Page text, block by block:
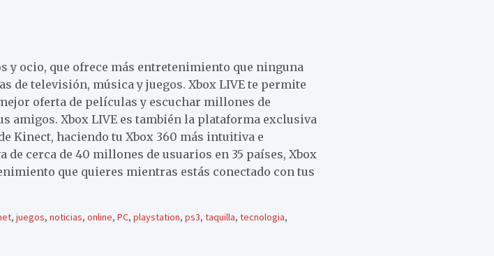
y ocio, que ofrece más entretenimiento que ninguna
de televisión, música y juegos. Xbox LIVE te permite
oferta de películas y escuchar millones de
amigos. Xbox LIVE es también la plataforma exclusiva
Kinect, haciendo tu Xbox 360 más intuitiva e
cerca de 40 millones de usuarios en 35 países, Xbox
que quieres mientras estás conectado con tus
,juegos,noticias,online,PC,playstation,ps3,taquilla,tecnologia,